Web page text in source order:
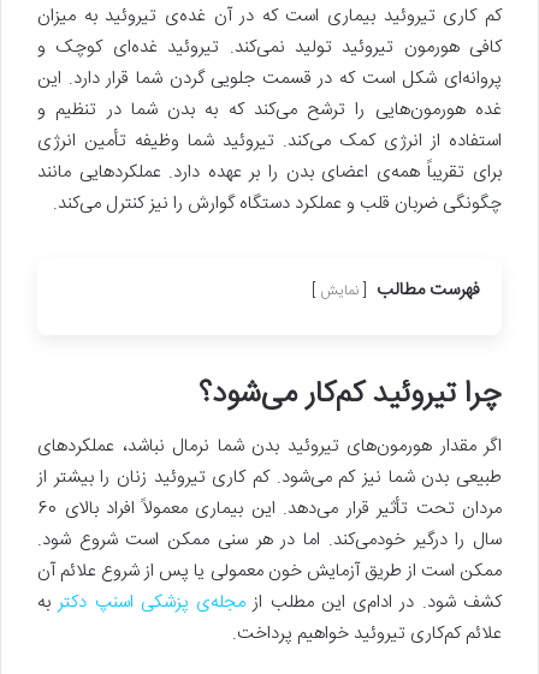
کم کاری تیروئید بیماری است که در آن غده‎‌ی تیروئید به میزان
کافی هورمون تیروئید تولید نمی‌کند. تیروئید غده‌ای کوچک و
پروانه‌ای شکل است که در قسمت جلویی گردن شما قرار دارد. این
غده هورمون‌هایی را ترشح می‌کند که به بدن شما در تنظیم و
استفاده از انرژی کمک می‌کند. تیروئید شما وظیفه تأمین انرژی
برای تقریباً همه‎‌ی اعضای بدن را بر عهده دارد. عملکردهایی‌ مانند
چگونگی ضربان قلب و عملکرد دستگاه گوارش را نیز کنترل می‌کند.
فهرست مطالب نمایش
چرا تیروئید کم‌کار می‎‌شود؟
اگر مقدار هورمون‌های تیروئید بدن شما نرمال نباشد، عملکردهای
طبیعی بدن شما نیز کم می‌شود. کم کاری تیروئید زنان را بیشتر از
مردان تحت تأثیر قرار می‌دهد. این بیماری معمولاً افراد بالای 60
سال را درگیر خودمی‌کند. اما در هر سنی ممکن است شروع شود.
ممکن است از طریق آزمایش خون معمولی یا پس از شروع علائم آن
کشف شود. در ادام‌ی این مطلب از مجله‌ی پزشکی اسنپ دکتر به
علائم کم‌کاری تیروئید خواهیم پرداخت.